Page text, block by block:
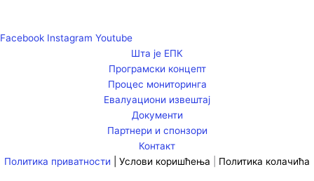
Facebook Instagram Youtube
Шта је ЕПК
Програмски концепт
Процес мониторинга
Евалуациони извештај
Документи
Партнери и спонзори
Контакт
Политика приватности
Услови коришћења Политика колачића